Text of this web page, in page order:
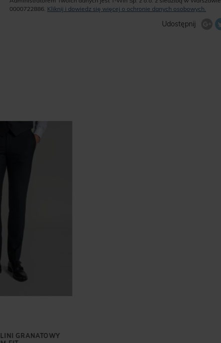
0000722886. Kliknij i dowiedz się więcej o ochronie danych osobowych.
Udostępnij
GRANATOWY